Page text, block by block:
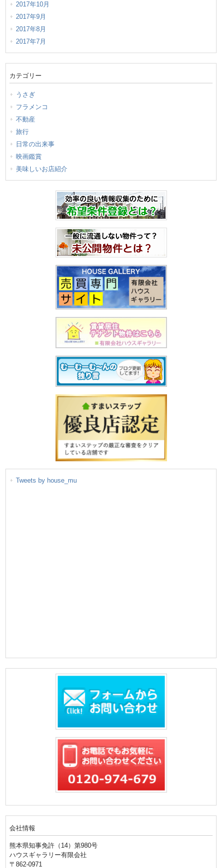
2017年10月
2017年9月
2017年8月
2017年7月
カテゴリー
うさぎ
フラメンコ
不動産
旅行
日常の出来事
映画鑑賞
美味しいお店紹介
Tweets by house_mu
会社情報
熊本県知事免許（14）第980号
ハウスギャラリー有限会社
〒862-0971